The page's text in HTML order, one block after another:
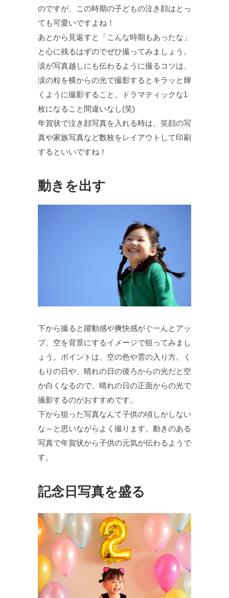
のですが、この時期の子どもの泣き顔はとっ
ても可愛いですよね！
あとから見返すと「こんな時期もあったな」
と心に残るはずのでぜひ撮ってみましょう。
涙が写真越しにも伝わるように撮るコツは、
涙の粒を横からの光で撮影するとキラッと輝
くように撮影すること。ドラマティックな1
枚になること間違いなし(笑)
年賀状で泣き顔写真を入れる時は、笑顔の写
真や家族写真など数枚をレイアウトして印刷
するといいですね！
動きを出す
下から撮ると躍動感や爽快感がぐ一んとアッ
プ、空を背景にするイメージで狙ってみまし
ょう。ポイントは、空の色や雲の入り方。く
もりの日や、晴れの日の後ろからの光だと空
か白くなるので、晴れの日の正面からの光で
撮影するのがおすすめです。
下から狙った写真なんて子供の頃しかしない
な～と思いながらよく撮ります。動きのある
写真で年賀状から子供の元気が伝わるようで
す。
記念日写真を盛る